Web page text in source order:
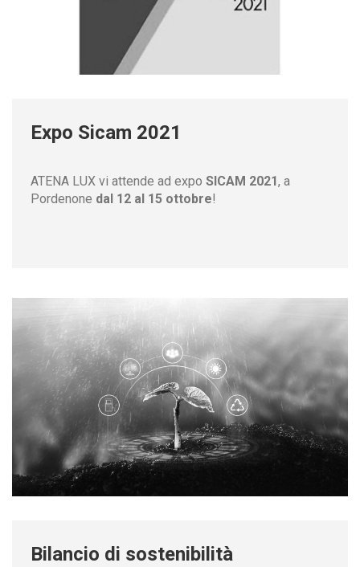
Expo Sicam 2021
ATENA LUX vi attende ad expo SICAM 2021, a
Pordenone dal 12 al 15 ottobre!
Bilancio di sostenibilità